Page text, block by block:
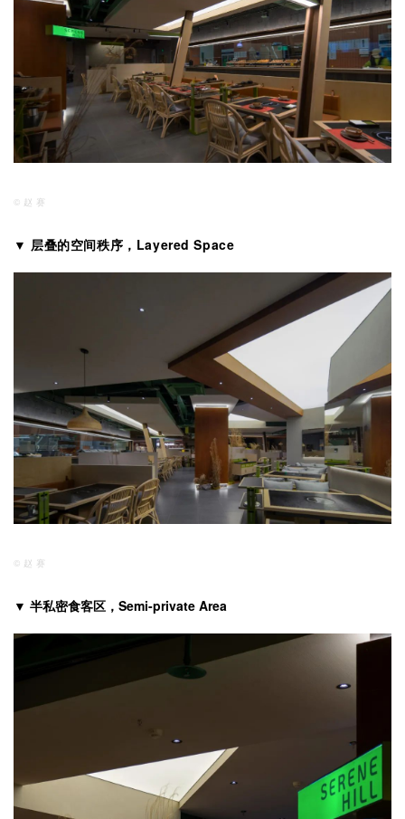
© 赵 赛
▼ 层叠的空间秩序，Layered Space
© 赵 赛
▼ 半私密食客区，Semi-private Area